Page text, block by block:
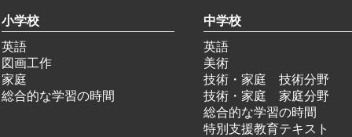
小学校
英語
図画工作
家庭
総合的な学習の時間
中学校
英語
美術
技術・家庭 技術分野
技術・家庭 家庭分野
総合的な学習の時間
特別支援教育テキスト